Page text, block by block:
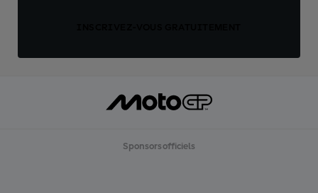
Sponsors officiels